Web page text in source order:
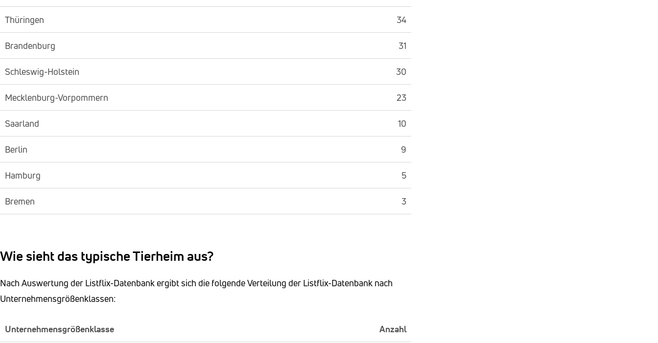
Thüringen 34
Brandenburg 31
Schleswig-Holstein 30
Mecklenburg-Vorpommern 23
Saarland 10
Berlin 9
Hamburg 5
Bremen 3
Wie sieht das typische Tierheim aus?
Nach Auswertung der Listflix-Datenbank ergibt sich die folgende Verteilung der Listflix-Datenbank nach
Unternehmensgrößenklassen:
Unternehmensgrößenklasse Anzahl